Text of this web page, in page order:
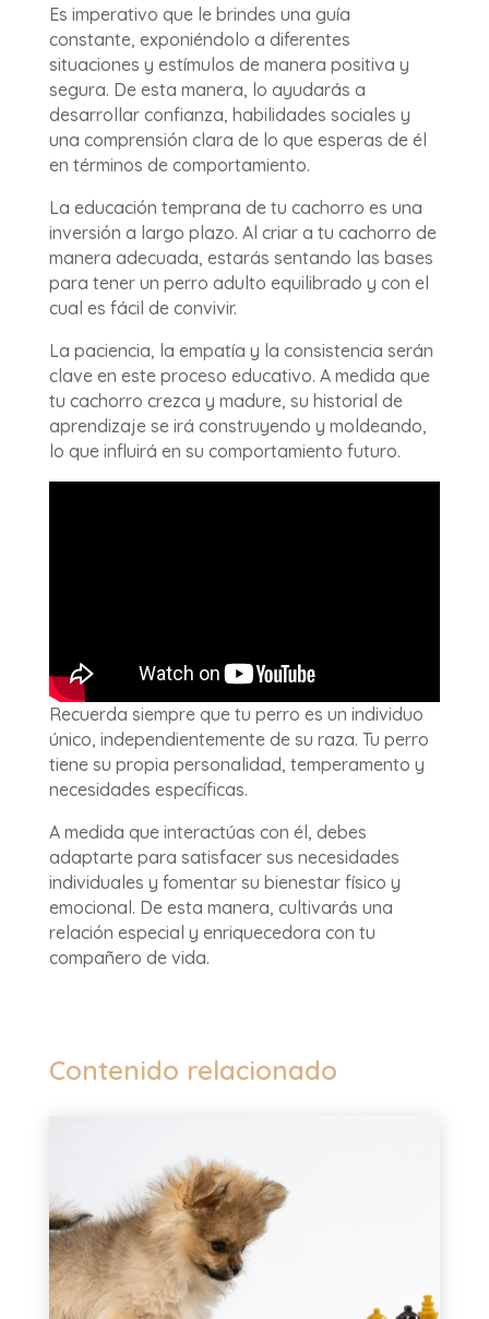
Es imperativo que le brindes una guía
constante, exponiéndolo a diferentes
situaciones y estímulos de manera positiva y
segura. De esta manera, lo ayudarás a
desarrollar confianza, habilidades sociales y
una comprensión clara de lo que esperas de él
en términos de comportamiento.
La educación temprana de tu cachorro es una
inversión a largo plazo. Al criar a tu cachorro de
manera adecuada, estarás sentando las bases
para tener un perro adulto equilibrado y con el
cual es fácil de convivir.
La paciencia, la empatía y la consistencia serán
clave en este proceso educativo. A medida que
tu cachorro crezca y madure, su historial de
aprendizaje se irá construyendo y moldeando,
lo que influirá en su comportamiento futuro.
Recuerda siempre que tu perro es un individuo
único, independientemente de su raza. Tu perro
tiene su propia personalidad, temperamento y
necesidades específicas.
A medida que interactúas con él, debes
adaptarte para satisfacer sus necesidades
individuales y fomentar su bienestar físico y
emocional. De esta manera, cultivarás una
relación especial y enriquecedora con tu
compañero de vida.
Contenido relacionado